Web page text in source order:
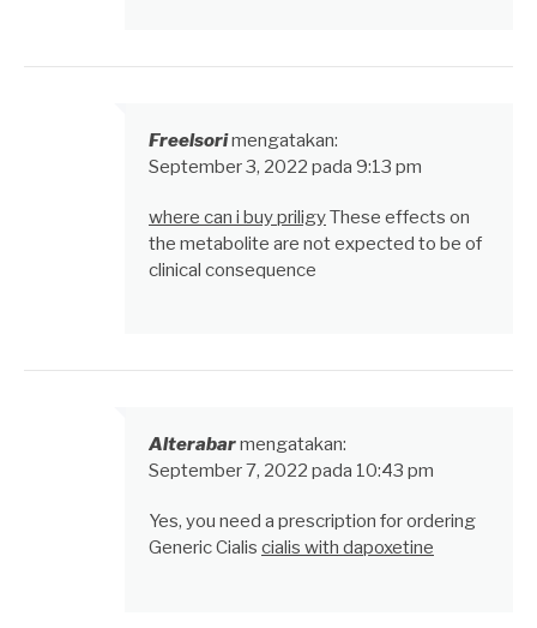
Freelsorimengatakan:
September 3, 2022 pada 9:13 pm
where can i buy priligyThese effects on
the metabolite are not expected to be of
clinical consequence
Alterabarmengatakan:
September 7, 2022 pada 10:43 pm
Yes, you need a prescription for ordering
Generic Cialis cialis with dapoxetine